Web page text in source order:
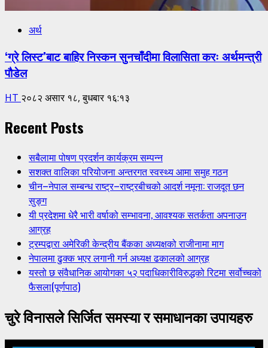
अर्थ
‘ग्रे लिस्ट’बाट बाहिर निस्कन सुनचाँदीमा विलासिता करः अर्थमन्त्री
पौडेल
HT २०८२ असार १८, बुधबार १६:१३
Recent Posts
सबैलामा पोषण प्रदर्शन कार्यक्रम सम्पन्न
सशक्त वालिका परियोजना अन्तरगत स्वस्थ्य आमा समुह गठन
चीन–नेपाल सम्बन्ध राष्ट्र–राष्ट्रबीचको आदर्श नमूना: राजदूत छन
सुङ्ग
यी प्रदेशमा धेरै भारी वर्षाको सम्भावना, आवश्यक सतर्कता अपनाउन
आग्रह
ट्रम्पद्वारा अमेरिकी केन्द्रीय बैंकका अध्यक्षको राजीनामा माग
नेपालमा ढुक्क भएर लगानी गर्न अध्यक्ष ढकालको आग्रह
यस्तो छ संवैधानिक आयोगका ५२ पदाधिकारीविरुद्धको रिटमा सर्वोच्चको
फैसला(पूर्णपाठ)
चुरे विनासले सिर्जित समस्या र समाधानका उपायहरु